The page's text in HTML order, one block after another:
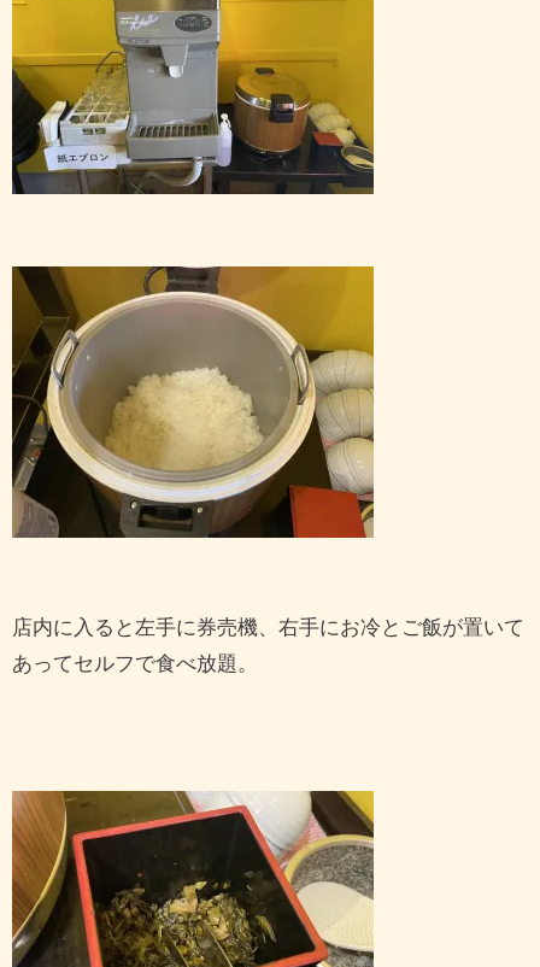
店内に入ると左手に券売機、右手にお冷とご飯が置いて
あってセルフで食べ放題。